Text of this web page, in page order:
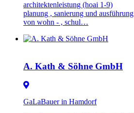
architektenleistung (hoai 1-9)
planung , sanierung und ausführung
von wohn - , schul…
A. Kath & Söhne GmbH
GaLaBauer in Hamdorf